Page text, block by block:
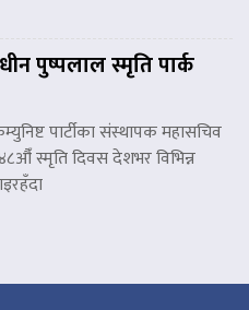
पुष्पलाल स्मृति पार्क
पार्टीका संस्थापक महासचिव
स्मृति दिवस देशभर विभिन्न